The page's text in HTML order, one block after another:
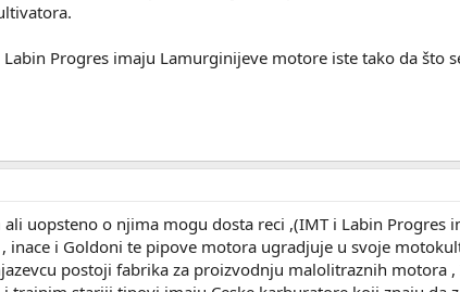
Progres imaju Lamurginijeve motore iste tako da što
uopsteno o njima mogu dosta reci ,(IMT i Labin
inace i Goldoni te pipove motora ugradjuje u svoje
postoji fabrika za proizvodnju malolitraznih motora